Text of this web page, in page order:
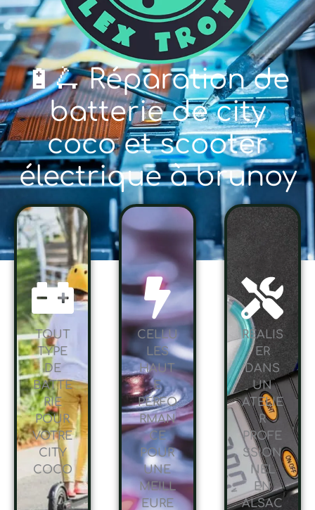
🔋🛴 Réparation de
batterie de city
coco et scooter
électrique à brunoy
TOUT
TYPE
DE
BATTE
RIE
POUR
VOTRE
CITY
COCO
CELLU
LES
HAUT
E
PERFO
RMAN
CE
POUR
UNE
MEILL
EURE
RÉALIS
ER
DANS
UN
ATELIE
R
PROFE
SSION
NEL
EN
ALSAC